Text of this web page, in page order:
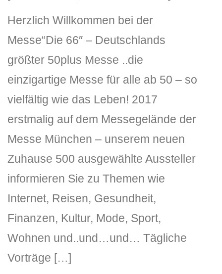
Herzlich Willkommen bei der
Messe“Die 66″ – Deutschlands
größter 50plus Messe ..die
einzigartige Messe für alle ab 50 – so
vielfältig wie das Leben! 2017
erstmalig auf dem Messegelände der
Messe München – unserem neuen
Zuhause 500 ausgewählte Aussteller
informieren Sie zu Themen wie
Internet, Reisen, Gesundheit,
Finanzen, Kultur, Mode, Sport,
Wohnen und..und…und… Tägliche
Vorträge […]